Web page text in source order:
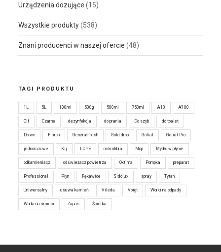
Urządzenia dozujące (15)
Wszystkie produkty (538)
Znani producenci w naszej ofercie (48)
TAGI PRODUKTU
1L 5L 100ml 500g 500ml 750ml A'10 A'100
Cif Czarne dezynfekcja do prania Do szyb do toalet
Do wc Finish Generał fresh Gold drop Goliat Goliat Pro
jednorazowe Kij LDPE mikrofibra Mop Mydło w płynie
odkamieniacz odświeżacz powietrza Oktima Pompka preparat
Professional Płyn Rękawice Sidolux spray Tytan
Uniwersalny usuwa kamień Vileda Voigt Worki na odpady
Worki na śmieci Zapas Ścierka